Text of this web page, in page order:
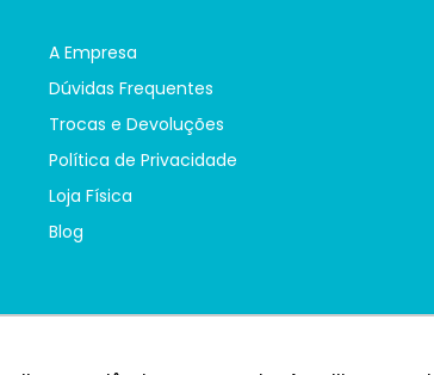
A Empresa
Dúvidas Frequentes
Trocas e Devoluções
Política de Privacidade
Loja Física
Blog